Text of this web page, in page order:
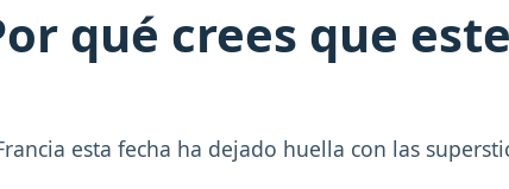
qué crees que
esta fecha ha dejado huella con las